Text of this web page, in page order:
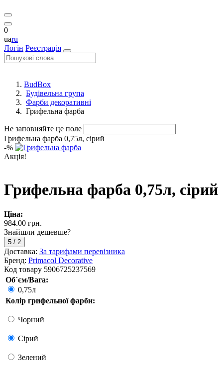
0
uaru
Логін Реєстрація
BudBox
Будівельна група
Фарби декоративні
Грифельна фарба
Не заповняйте це поле
Грифельна фарба 0,75л, сірий
-%
Акція!
Грифельна фарба 0,75л, сірий
Ціна:
984.00 грн.
Знайшли дешевше?
5 / 2
Доставка: За тарифами перевізника
Бренд: Primacol Decorative
Код товару 5906725237569
Об`єм/Вага:
0,75л
Колір грифельної фарби:
Чорний
Сірий
Зелений